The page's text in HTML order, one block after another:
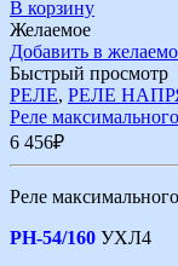
В корзину
Желаемое
Добавить в
Быстрый просмотр
РЕЛЕ, РЕЛЕ
Реле
6 456₽
Реле
РН-54/160 УХЛ4